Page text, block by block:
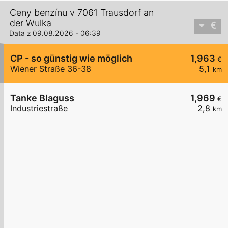
Ceny benzínu v 7061 Trausdorf an
der Wulka
Data z 09.08.2026 - 06:39
1,963 €
5,1 km
CP - so günstig wie möglich
Wiener Straße 36-38
1,969 €
2,8 km
Tanke Blaguss
Industriestraße